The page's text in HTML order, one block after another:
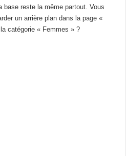
base reste la même partout. Vous
un arrière plan dans la page «
catégorie « Femmes » ?